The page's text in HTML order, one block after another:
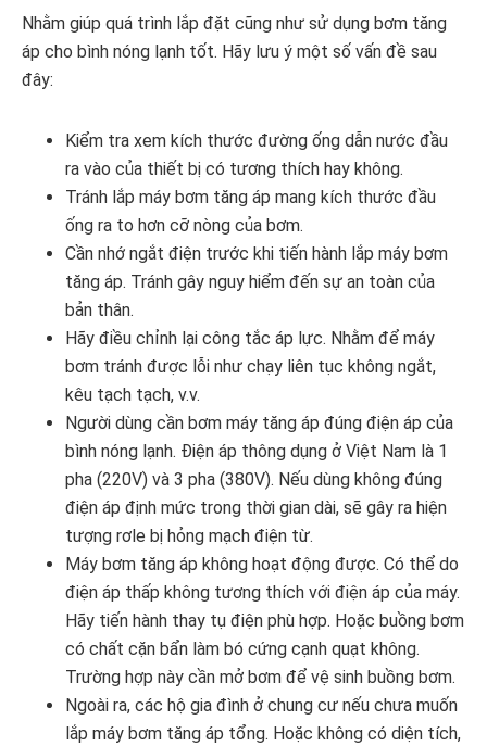
Nhằm giúp quá trình lắp đặt cũng như sử dụng bơm tăng
áp cho bình nóng lạnh tốt. Hãy lưu ý một số vấn đề sau
đây:
Kiểm tra xem kích thước đường ống dẫn nước đầu
ra vào của thiết bị có tương thích hay không.
Tránh lắp máy bơm tăng áp mang kích thước đầu
ống ra to hơn cỡ nòng của bơm.
Cần nhớ ngắt điện trước khi tiến hành lắp máy bơm
tăng áp. Tránh gây nguy hiểm đến sự an toàn của
bản thân.
Hãy điều chỉnh lại công tắc áp lực. Nhằm để máy
bơm tránh được lỗi như chạy liên tục không ngắt,
kêu tạch tạch, v.v.
Người dùng cần bơm máy tăng áp đúng điện áp của
bình nóng lạnh. Điện áp thông dụng ở Việt Nam là 1
pha (220V) và 3 pha (380V). Nếu dùng không đúng
điện áp định mức trong thời gian dài, sẽ gây ra hiện
tượng rơle bị hỏng mạch điện từ.
Máy bơm tăng áp không hoạt động được. Có thể do
điện áp thấp không tương thích với điện áp của máy.
Hãy tiến hành thay tụ điện phù hợp. Hoặc buồng bơm
có chất cặn bẩn làm bó cứng cạnh quạt không.
Trường hợp này cần mở bơm để vệ sinh buồng bơm.
Ngoài ra, các hộ gia đình ở chung cư nếu chưa muốn
lắp máy bơm tăng áp tổng. Hoặc không có diện tích,